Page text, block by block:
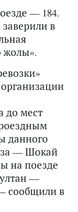
— 184.
в
жолы».
до мест
данного
— Шокай
на поезде
—
сообщили в